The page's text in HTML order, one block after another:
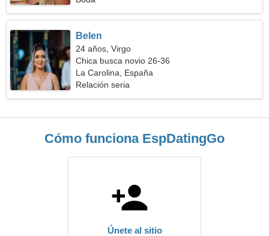
Belen
24 años, Virgo
Chica busca novio 26-36
La Carolina, España
Relación seria
Cómo funciona EspDatingGo
Únete al sitio